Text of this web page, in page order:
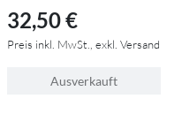
32,50 €
Preis inkl. MwSt., exkl. Versand
Ausverkauft